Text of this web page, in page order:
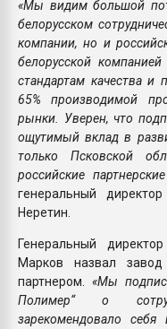
«Мы видим большой
белорусском
компании, но и
белорусской
стандартам качества и
65% производимой
рынки. Уверен, что
ощутимый вклад в
только Псковской
российские
генеральный
Неретин.
Генеральный
Марков назвал завод
партнером.
«Мы
Полимер“ о
зарекомендовало себя